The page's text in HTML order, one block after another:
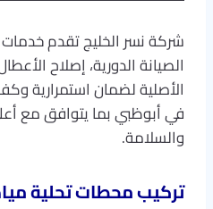
شركة نسر الخليج تقدم
الصيانة الدورية، إصلاح
الأصلية لضمان استمرارية
في أبوظبي بما يتوافق مع
والسلامة.
تركيب محطات تحلية